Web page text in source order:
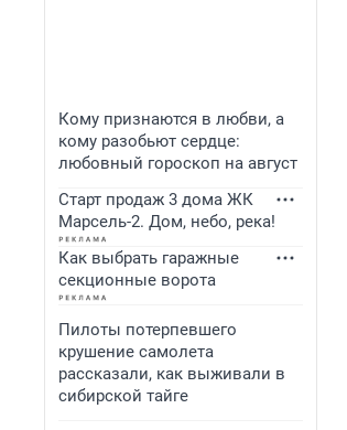
Кому признаются в любви, а
кому разобьют сердце:
любовный гороскоп на август
Старт продаж 3 дома ЖК
Марсель-2. Дом, небо, река!
Как выбрать гаражные
секционные ворота
Пилоты потерпевшего
крушение самолета
рассказали, как выживали в
сибирской тайге